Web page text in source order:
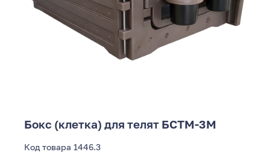
Бокс (клетка) для телят БСТМ-3М
Код товара 1446.3